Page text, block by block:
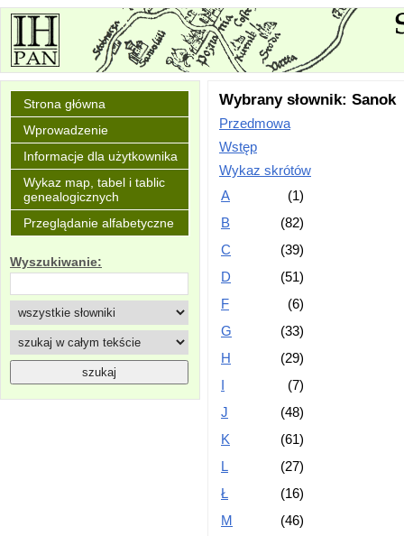
Strona główna
Wprowadzenie
Informacje dla użytkownika
Wykaz map, tabel i tablic
genealogicznych
Przeglądanie alfabetyczne
Wyszukiwanie:
Wybrany słownik: Sanok
Przedmowa
Wstęp
Wykaz skrótów
A
(1)
B
(82)
C
(39)
D
(51)
F
(6)
G
(33)
H
(29)
I
(7)
J
(48)
K
(61)
L
(27)
Ł
(16)
M
(46)